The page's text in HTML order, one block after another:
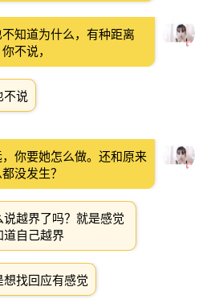
知道为什么，有种距离
不说，
不说
你要她怎么做。还和原来
没发生？
越界了吗？就是感觉
道自己越界
找回应有感觉